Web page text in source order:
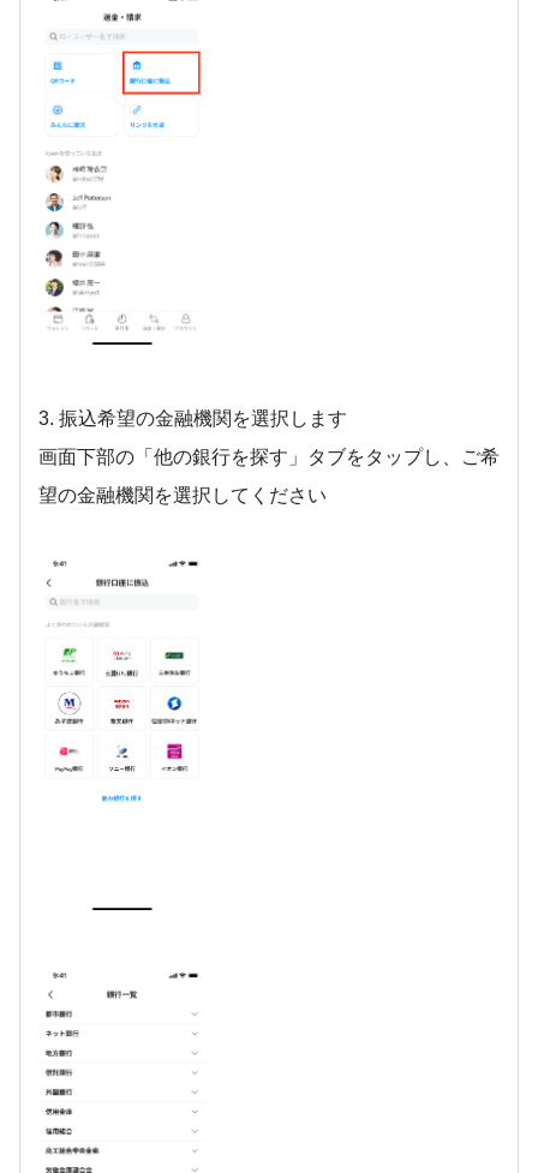
3. 振込希望の金融機関を選択します
画面下部の「他の銀行を探す」タブをタップし、ご希
望の金融機関を選択してください